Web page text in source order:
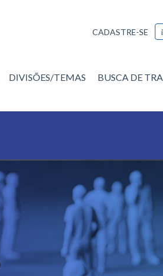
CADASTRE-SE
DIVISÕES/TEMAS BUSCA DE